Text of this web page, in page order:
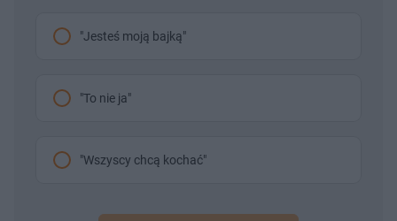
"Jesteś moją bajką"
"To nie ja"
"Wszyscy chcą kochać"